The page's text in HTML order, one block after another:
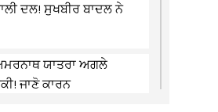
ਦਲ! ਸੁਖਬੀਰ ਬਾਦਲ ਨੇ
ਯਾਤਰਾ ਅਗਲੇ
ਜਾਣੋ ਕਾਰਨ